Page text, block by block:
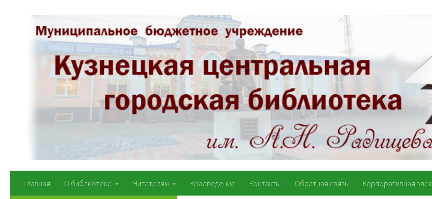
Перейти к содержимому
Главная О библиотеке Читателям Краеведение Контакты Обратная связь Корпоративная